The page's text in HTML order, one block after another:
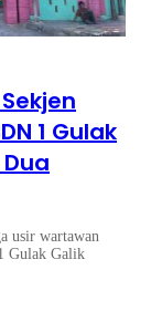
1 Gulak
usir wartawan
Gulak Galik